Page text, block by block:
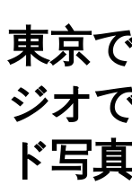
東京
ジオ
ド写